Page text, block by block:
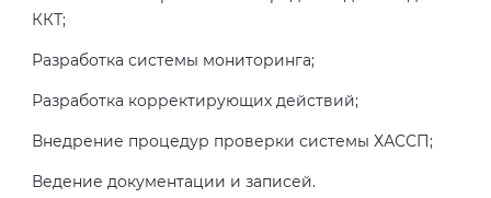
ККТ;
Разработка системы мониторинга;
Разработка корректирующих действий;
Внедрение процедур проверки системы ХАССП;
Ведение документации и записей.